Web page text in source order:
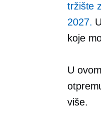
tržište
2027.
koje
U
više.